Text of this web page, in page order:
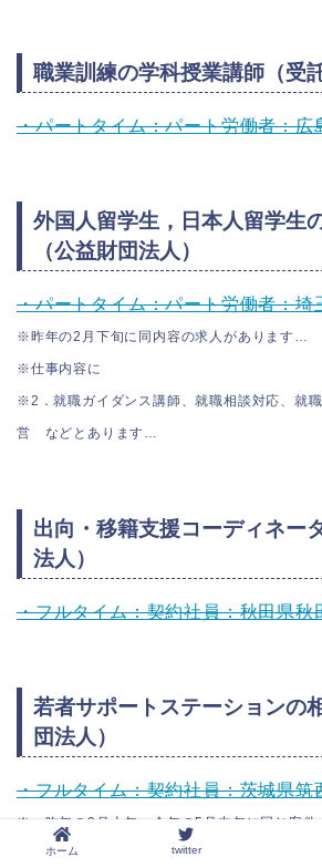
職業訓練の学科授業講師（受
・パートタイム：パート労働者：広
外国人留学生，日本人留学生
（公益財団法人）
・パートタイム：パート労働者：埼
※昨年の2月下旬に同内容の求人があります…
※仕事内容に
※2．就職ガイダンス講師、就職相談対応、就
営 などとあります…
出向・移籍支援コーディネー
法人）
・フルタイム：契約社員：秋田県秋
若者サポートステーションの
団法人）
・フルタイム：契約社員：茨城県筑
※一昨年の9月上旬，今年の5月中旬に同じ案件
ホーム twitter